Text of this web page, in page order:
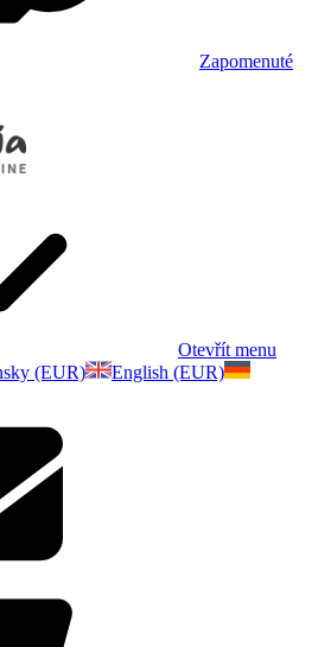
Zapomenuté
Otevřít menu
(EUR)
English (EUR)